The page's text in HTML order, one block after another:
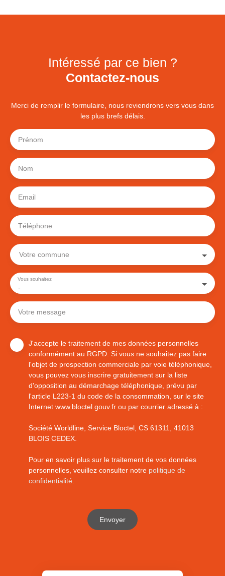
Intéressé par ce bien ?
Contactez-nous
Merci de remplir le formulaire, nous reviendrons vers vous dans
les plus brefs délais.
Prénom
Nom
Email
Téléphone
Votre commune
-
Vous souhaitez
Votre message
J'accepte le traitement de mes données personnelles
conformément au RGPD. Si vous ne souhaitez pas faire
l'objet de prospection commerciale par voie téléphonique,
vous pouvez vous inscrire gratuitement sur la liste
d'opposition au démarchage téléphonique, prévu par
l'article L223-1 du code de la consommation, sur le site
Internet www.bloctel.gouv.fr ou par courrier adressé à :
Société Worldline, Service Bloctel, CS 61311, 41013
BLOIS CEDEX.
Pour en savoir plus sur le traitement de vos données
personnelles, veuillez consulter notre politique de
confidentialité.
Envoyer